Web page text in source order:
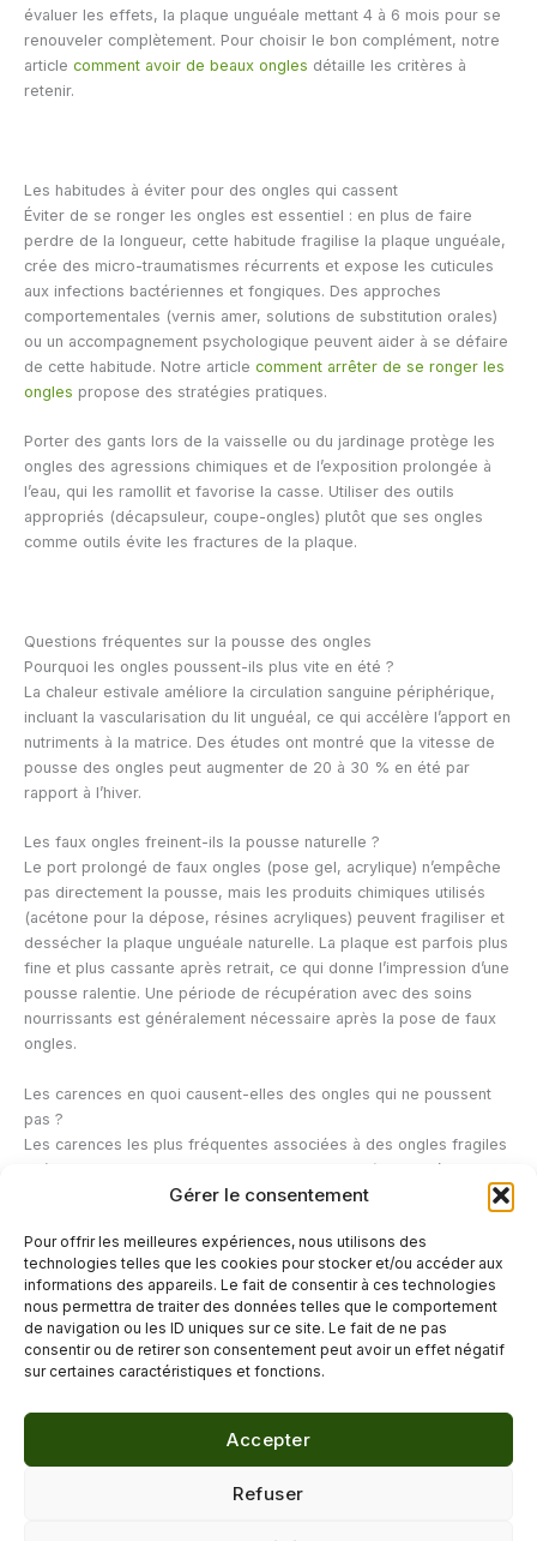
Gérer le consentement
Pour offrir les meilleures expériences, nous utilisons des
technologies telles que les cookies pour stocker et/ou accéder aux
informations des appareils. Le fait de consentir à ces technologies
nous permettra de traiter des données telles que le comportement
de navigation ou les ID uniques sur ce site. Le fait de ne pas
consentir ou de retirer son consentement peut avoir un effet négatif
sur certaines caractéristiques et fonctions.
Accepter
Refuser
évaluer les effets, la plaque unguéale mettant 4 à 6 mois pour se
renouveler complètement. Pour choisir le bon complément, notre
article comment avoir de beaux ongles détaille les critères à
retenir.
Les habitudes à éviter pour des ongles qui cassent
Éviter de se ronger les ongles est essentiel : en plus de faire
perdre de la longueur, cette habitude fragilise la plaque unguéale,
crée des micro-traumatismes récurrents et expose les cuticules
aux infections bactériennes et fongiques. Des approches
comportementales (vernis amer, solutions de substitution orales)
ou un accompagnement psychologique peuvent aider à se défaire
de cette habitude. Notre article comment arrêter de se ronger les
ongles propose des stratégies pratiques.
Porter des gants lors de la vaisselle ou du jardinage protège les
ongles des agressions chimiques et de l’exposition prolongée à
l’eau, qui les ramollit et favorise la casse. Utiliser des outils
appropriés (décapsuleur, coupe-ongles) plutôt que ses ongles
comme outils évite les fractures de la plaque.
Questions fréquentes sur la pousse des ongles
Pourquoi les ongles poussent-ils plus vite en été ?
La chaleur estivale améliore la circulation sanguine périphérique,
incluant la vascularisation du lit unguéal, ce qui accélère l’apport en
nutriments à la matrice. Des études ont montré que la vitesse de
pousse des ongles peut augmenter de 20 à 30 % en été par
rapport à l’hiver.
Les faux ongles freinent-ils la pousse naturelle ?
Le port prolongé de faux ongles (pose gel, acrylique) n’empêche
pas directement la pousse, mais les produits chimiques utilisés
(acétone pour la dépose, résines acryliques) peuvent fragiliser et
dessécher la plaque unguéale naturelle. La plaque est parfois plus
fine et plus cassante après retrait, ce qui donne l’impression d’une
pousse ralentie. Une période de récupération avec des soins
nourrissants est généralement nécessaire après la pose de faux
ongles.
Les carences en quoi causent-elles des ongles qui ne poussent
pas ?
Les carences les plus fréquentes associées à des ongles fragiles
et à une pousse ralentie sont la carence en fer (la plus répandue
chez les femmes), la carence en zinc et le déficit en biotine. Un
ou les carences en cause avant d’entreprendre une
supplémentation ciblée.
←Article précédent Article suivant→